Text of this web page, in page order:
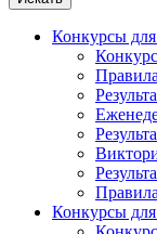
Конкурсы для
Конкурсы для